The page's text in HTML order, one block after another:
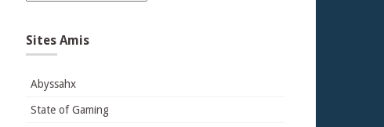
Sites Amis
Abyssahx
State of Gaming